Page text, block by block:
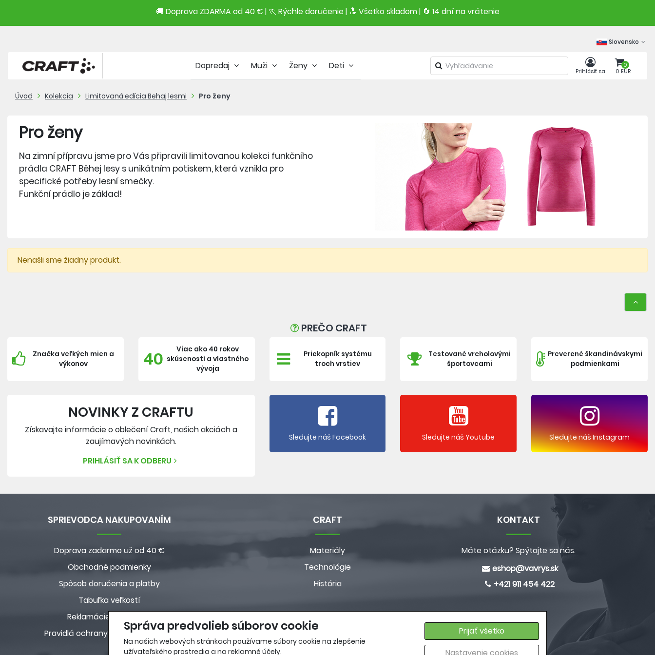
Správa predvolieb súborov cookie
Na našich webových stránkach používame súbory cookie na zlepšenie
užívateľského prostredia a na reklamné účely.
Prijať všetko
🚚 Doprava ZDARMA od 40 € | 🏃 Rýchle doručenie | 🔝 Všetko skladom | 🔄 14 dní na vrátenie
Slovensko
Dopredaj Muži Ženy Deti Prihlásiť sa
0
0 EUR
Úvod Kolekcia Limitovaná edícia Behaj lesmi Pro ženy
Pro ženy
Na zimní přípravu jsme pro Vás připravili limitovanou kolekci funkčního
prádla CRAFT Běhej lesy s unikátním potiskem, která vznikla pro
specifické potřeby lesní smečky.
Funkční prádlo je základ!
Nenašli sme žiadny produkt.
PREČO CRAFT
Značka veľkých mien a
výkonov
40
Viac ako 40 rokov
skúseností a vlastného
vývoja
Priekopník systému
troch vrstiev
Testované vrcholovými
športovcami
Preverené škandinávskymi
podmienkami
NOVINKY Z CRAFTU
Získavajte informácie o oblečení Craft, našich akciách a
zaujímavých novinkách.
PRIHLÁSIŤ SA K ODBERU
Sledujte náš Facebook Sledujte náš Youtube Sledujte náš Instagram
SPRIEVODCA NAKUPOVANÍM
Doprava zadarmo už od 40 €
Obchodné podmienky
Spôsob doručenia a platby
Tabuľka veľkostí
Reklamácie a vrátenie
Pravidlá ochrany osobných údajov
CRAFT
Materiály
Technológie
História
KONTAKT
Máte otázku? Spýtajte sa nás.
eshop@vavrys.sk
+421 911 454 422